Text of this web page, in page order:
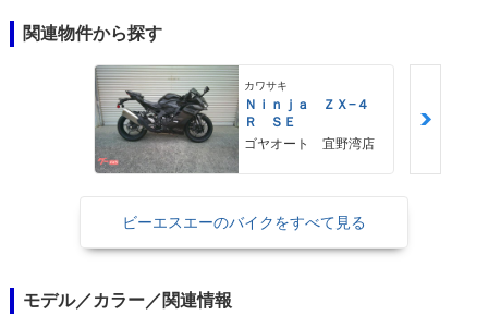
関連物件から探す
カワサキ
Ｎｉｎｊａ ＺＸ−４
Ｒ ＳＥ
ゴヤオート 宜野湾店
ビーエスエーのバイクをすべて見る
モデル／カラー／関連情報